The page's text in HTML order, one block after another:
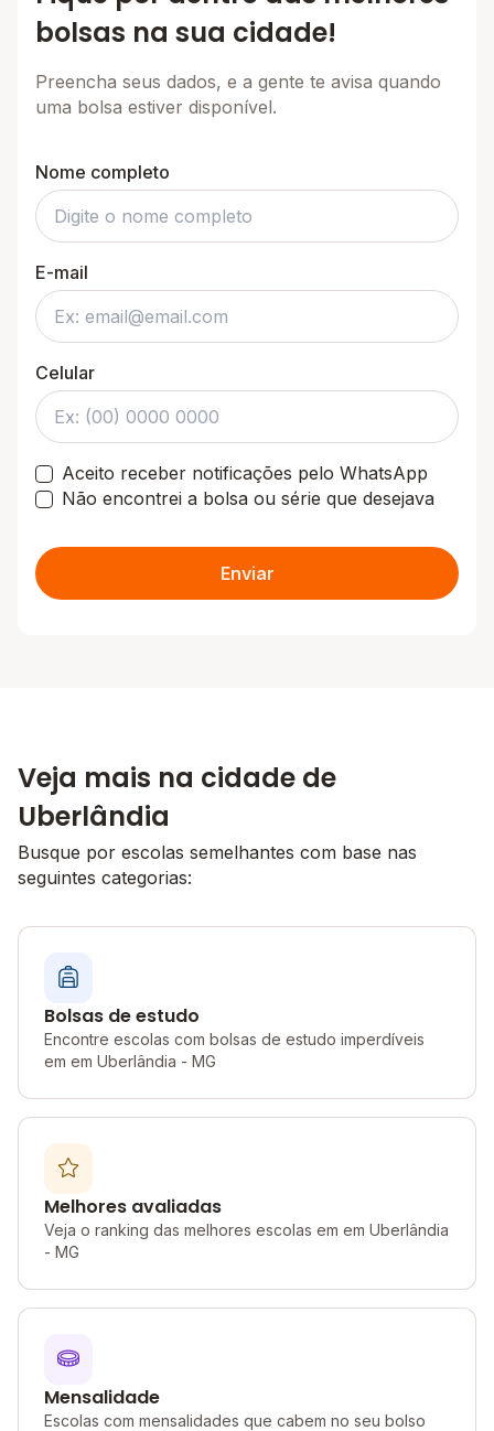
bolsas na sua cidade!
Preencha seus dados, e a gente te avisa quando
uma bolsa estiver disponível.
Nome completo
E-mail
Celular
Aceito receber notificações pelo WhatsApp
Não encontrei a bolsa ou série que desejava
Enviar
Veja mais na cidade de
Uberlândia
Busque por escolas semelhantes com base nas
seguintes categorias:
Bolsas de estudo
Encontre escolas com bolsas de estudo imperdíveis
em em Uberlândia - MG
Melhores avaliadas
Veja o ranking das melhores escolas em em Uberlândia
- MG
Mensalidade
Escolas com mensalidades que cabem no seu bolso